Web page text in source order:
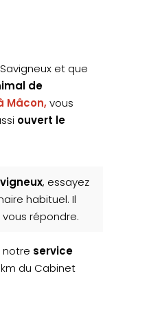
et que
de
Mâcon,vous
ouvert le
, essayez
habituel. Il
répondre.
service
du Cabinet